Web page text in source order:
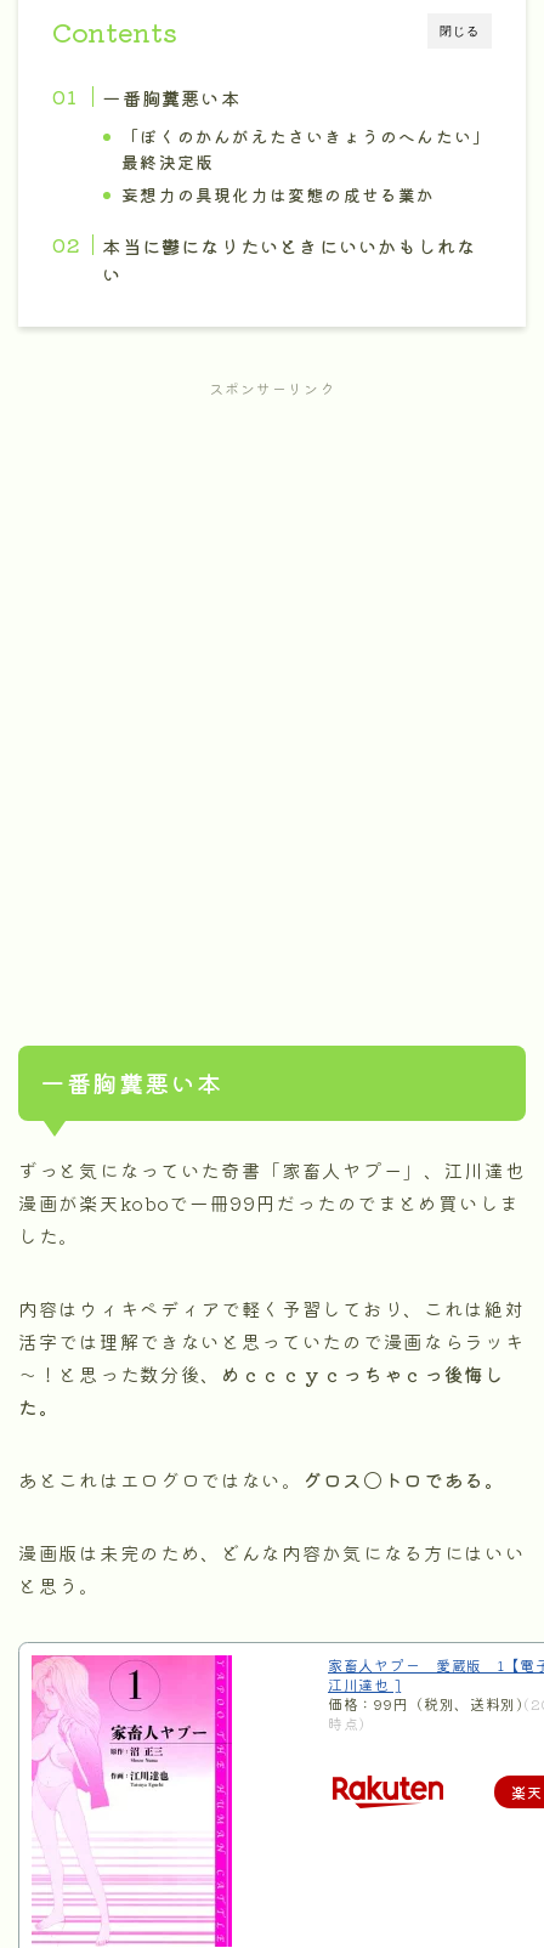
閉じる
Contents
一番胸糞悪い本
「ぼくのかんがえたさいきょうのへんたい」
最終決定版
妄想力の具現化力は変態の成せる業か
本当に鬱になりたいときにいいかもしれな
い
スポンサーリンク
一番胸糞悪い本
ずっと気になっていた奇書「家畜人ヤプー」、江川達也
漫画が楽天koboで一冊99円だったのでまとめ買いしま
した。
内容はウィキペディアで軽く予習しており、これは絶対
活字では理解できないと思っていたので漫画ならラッキ
～！と思った数分後、 めｃｃｃｙｃっちゃｃっ後悔し
た。
あとこれはエログロではない。 グロス〇トロである。
漫画版は未完のため、どんな内容か気になる方にはいい
と思う。
家畜人ヤプー 愛蔵版 1【電
江川達也 ]
価格：99円（税別、送料別)
時点)
楽